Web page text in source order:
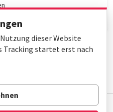
von 1
Barrierefreiheit
dieser Website
Tracking startet erst nach